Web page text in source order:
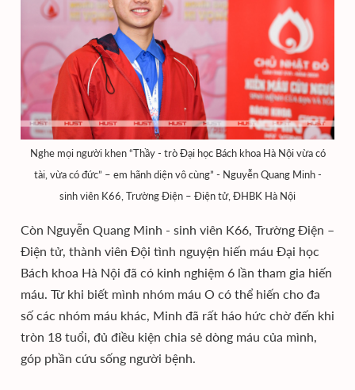
Nghe mọi người khen “Thầy - trò Đại học Bách khoa Hà Nội vừa có
tài, vừa có đức” – em hãnh diện vô cùng” - Nguyễn Quang Minh -
sinh viên K66, Trường Điện – Điện tử, ĐHBK Hà Nội
Còn Nguyễn Quang Minh - sinh viên K66, Trường Điện –
Điện tử, thành viên Đội tình nguyện hiến máu Đại học
Bách khoa Hà Nội đã có kinh nghiệm 6 lần tham gia hiến
máu. Từ khi biết mình nhóm máu O có thể hiến cho đa
số các nhóm máu khác, Minh đã rất háo hức chờ đến khi
tròn 18 tuổi, đủ điều kiện chia sẻ dòng máu của mình,
góp phần cứu sống người bệnh.